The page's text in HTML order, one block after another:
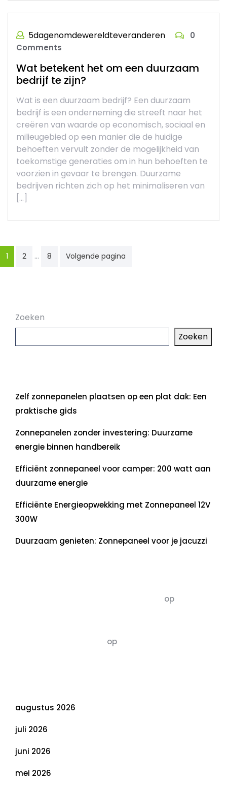
5dagenomdewereldteveranderen
0
Comments
Wat betekent het om een duurzaam
bedrijf te zijn?
Wat is een duurzaam bedrijf? Een duurzaam
bedrijf is een onderneming die streeft naar het
creëren van waarde op economisch, sociaal en
milieugebied op een manier die de huidige
behoeften vervult zonder de mogelijkheid van
toekomstige generaties om in hun behoeften te
voorzien in gevaar te brengen. Duurzame
bedrijven richten zich op het minimaliseren van
[…]
Berichten
paginering
1 2 … 8 Volgende pagina
Zoeken
Zoeken
Zelf zonnepanelen plaatsen op een plat dak: Een
praktische gids
Zonnepanelen zonder investering: Duurzame
energie binnen handbereik
Efficiënt zonnepaneel voor camper: 200 watt aan
duurzame energie
Efficiënte Energieopwekking met Zonnepaneel 12V
300W
Duurzaam genieten: Zonnepaneel voor je jacuzzi
op
op
augustus 2026
juli 2026
juni 2026
mei 2026